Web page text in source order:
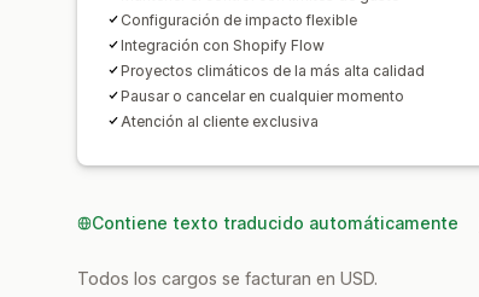
Configuración de impacto flexible
Integración con Shopify Flow
Proyectos climáticos de la más alta calidad
Pausar o cancelar en cualquier momento
Atención al cliente exclusiva
Contiene texto traducido automáticamente
Todos los cargos se facturan en USD.